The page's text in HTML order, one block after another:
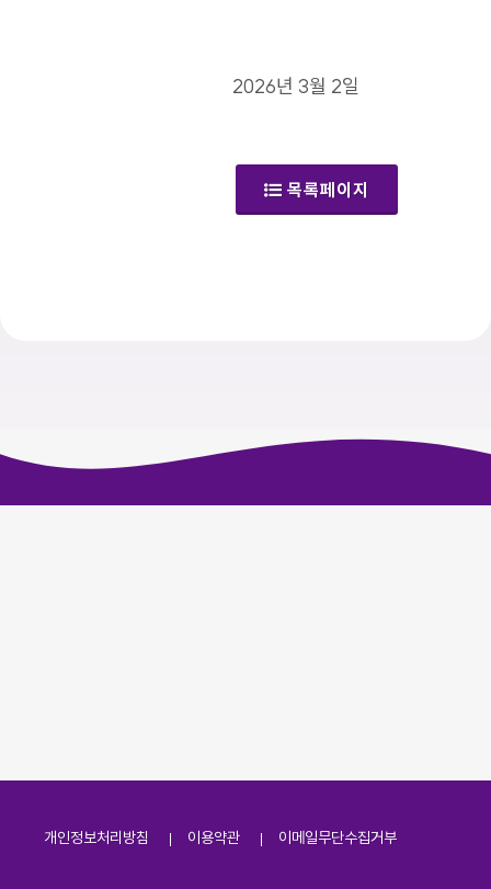
2026년 3월 2일
목록페이지
개인정보처리방침 이용약관 이메일무단수집거부